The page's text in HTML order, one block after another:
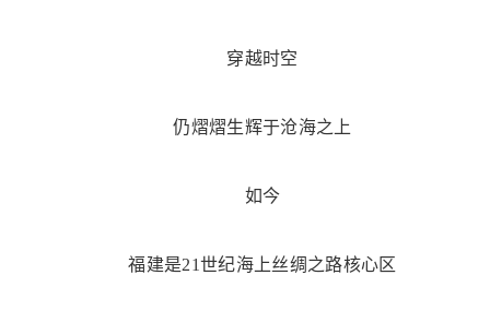
穿越时空
仍熠熠生辉于沧海之上
如今
福建是21世纪海上丝绸之路核心区